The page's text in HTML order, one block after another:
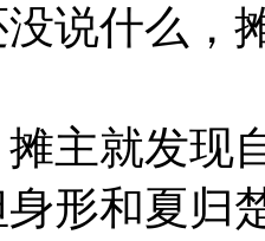
说什么，
摊主就发现
形和夏归